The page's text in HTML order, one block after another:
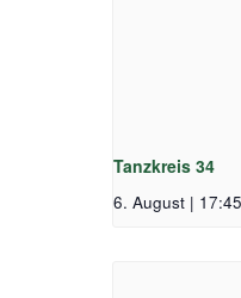
Tanzkreis 34
6. August | 17:45